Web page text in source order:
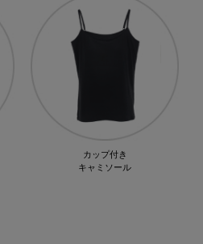
カップ付き
キャミソール